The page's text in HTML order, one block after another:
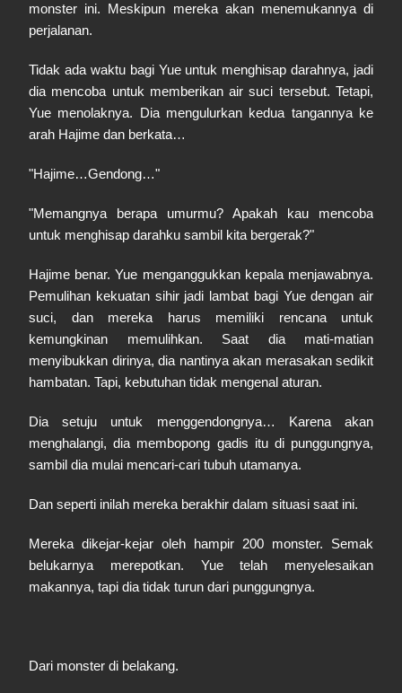
monster ini. Meskipun mereka akan menemukannya di
perjalanan.
Tidak ada waktu bagi Yue untuk menghisap darahnya, jadi
dia mencoba untuk memberikan air suci tersebut. Tetapi,
Yue menolaknya. Dia mengulurkan kedua tangannya ke
arah Hajime dan berkata…
"Hajime…Gendong…"
"Memangnya berapa umurmu? Apakah kau mencoba
untuk menghisap darahku sambil kita bergerak?"
Hajime benar. Yue menganggukkan kepala menjawabnya.
Pemulihan kekuatan sihir jadi lambat bagi Yue dengan air
suci, dan mereka harus memiliki rencana untuk
kemungkinan memulihkan. Saat dia mati-matian
menyibukkan dirinya, dia nantinya akan merasakan sedikit
hambatan. Tapi, kebutuhan tidak mengenal aturan.
Dia setuju untuk menggendongnya… Karena akan
menghalangi, dia membopong gadis itu di punggungnya,
sambil dia mulai mencari-cari tubuh utamanya.
Dan seperti inilah mereka berakhir dalam situasi saat ini.
Mereka dikejar-kejar oleh hampir 200 monster. Semak
belukarnya merepotkan. Yue telah menyelesaikan
makannya, tapi dia tidak turun dari punggungnya.
Dari monster di belakang.